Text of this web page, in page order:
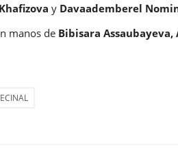
y Davaademberel
manos de Bibisara